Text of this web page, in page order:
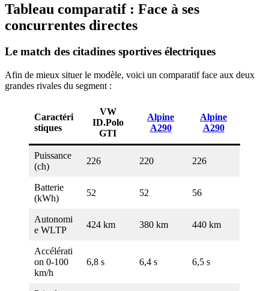
Tableau comparatif : Face à ses
concurrentes directes
Le match des citadines sportives électriques
Afin de mieux situer le modèle, voici un comparatif face aux deux
grandes rivales du segment :
Caractéri
stiques
VW
ID.Polo
GTI
Alpine
A290
Alpine
A290
Puissance
(ch)
226 220 226
Batterie
(kWh)
52 52 56
Autonomi
e WLTP
424 km 380 km 440 km
Accélérati
on 0-100
km/h
6,8 s 6,4 s 6,5 s